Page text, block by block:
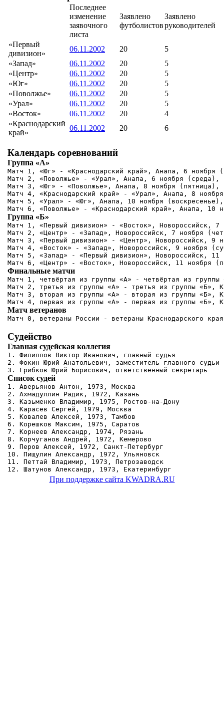
Последнее
изменение
заявочного
листа
Заявлено
футболистов
Заявлено
руководителей
«Первый
дивизион»
06.11.2002 20
5
«Запад»
06.11.2002 20
5
«Центр»
06.11.2002 20
5
«Юг»
06.11.2002 20
5
«Поволжье»
06.11.2002 20
5
«Урал»
06.11.2002 20
5
«Восток»
06.11.2002 20
4
«Краснодарский
край»
06.11.2002 20 6
Календарь соревнований
Группа «А»
Матч 1, «Юг» - «Краснодарский край», Анапа, 6 ноября
Матч 2, «Поволжье» - «Урал», Анапа, 6 ноября (среда),
Матч 3, «Юг» - «Поволжье», Анапа, 8 ноября (пятница),
Матч 4, «Краснодарский край» - «Урал», Анапа, 8
Матч 5, «Урал» - «Юг», Анапа, 10 ноября
Группа «Б»
Матч 1, «Первый дивизион» - «Восток», Новороссийск,
Матч 2, «Центр» - «Запад», Новороссийск, 7 ноября
Матч 3, «Первый дивизион» - «Центр», Новороссийск, 9
Матч 4, «Восток» - «Запад», Новороссийск, 9 ноября
Матч 5, «Запад» - «Первый дивизион», Новороссийск,
Финальные матчи
Матч 1, четвёртая из группы «А» - четвёртая из
Матч 2, третья из группы «А» - третья из группы «Б»,
Матч 3, вторая из группы «А» - вторая из группы «Б»,
Матч ветеранов
Судейство
Главная судейская коллегия
1. Филиппов Виктор Иванович, главный судья
2. Фокин Юрий Анатольевич, заместитель главного судьи
Список судей
1. Аверьянов Антон, 1973, Москва
2. Ахмадуллин Радик, 1972, Казань
3. Казьменко Владимир, 1975, Ростов-на-Дону
4. Карасев Сергей, 1979, Москва
5. Ковалев Алексей, 1973, Тамбов
6. Корешков Максим, 1975, Саратов
7. Корнеев Александр, 1974, Рязань
8. Корчуганов Андрей, 1972, Кемерово
9. Перов Алексей, 1972, Санкт-Петербург
10. Пищулин Александр, 1972, Ульяновск
11. Петтай Владимир, 1973, Петрозаводск
При поддержке сайта KWADRA.RU